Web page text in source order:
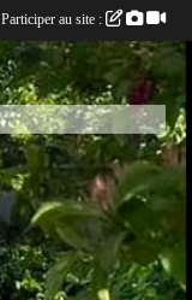
Participer au site :